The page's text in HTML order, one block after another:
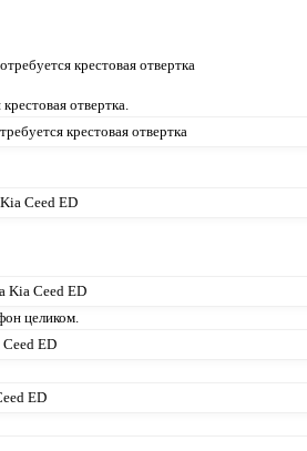
крестовая отвертка
отвертка.
целиком.